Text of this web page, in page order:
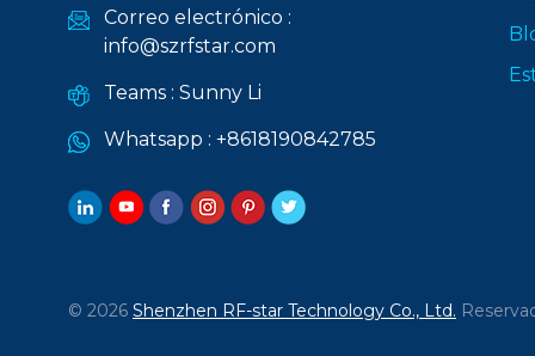
Correo electrónico :
info@szrfstar.com
Teams : Sunny Li
Whatsapp : +8618190842785
© 2026 Shenzhen RF-star Technology Co., Ltd.